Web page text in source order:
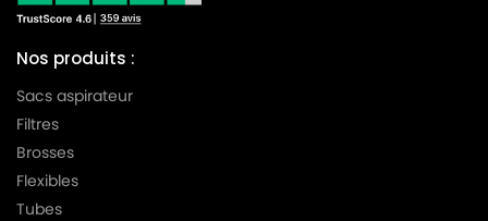
Nos produits :
Sacs aspirateur
Filtres
Brosses
Flexibles
Tubes